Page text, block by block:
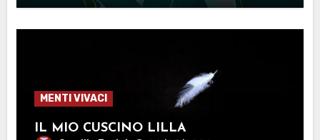
MENTI VIVACI
IL MIO CUSCINO LILLA